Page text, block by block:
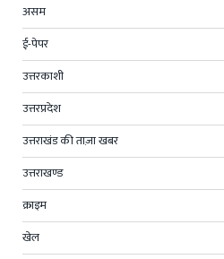
असम
ई-पेपर
उत्तरकाशी
उत्तरप्रदेश
उत्तराखंड की ताज़ा खबर
उत्तराखण्ड
क्राइम
खेल